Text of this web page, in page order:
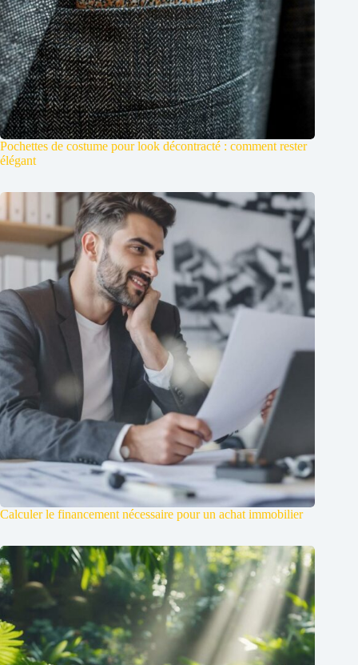
Pochettes de costume pour look décontracté : comment rester
élégant
Calculer le financement nécessaire pour un achat immobilier